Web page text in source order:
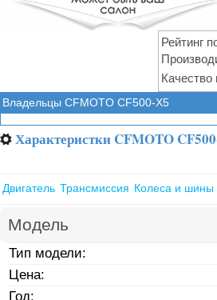
Рейтинг
Владельцы CFMOTO CF500-X5
⚙ Характеристки CFMOTO
Двигатель Трансмиссия Колеса и шины
Модель
Тип модели:
Цена:
Год: